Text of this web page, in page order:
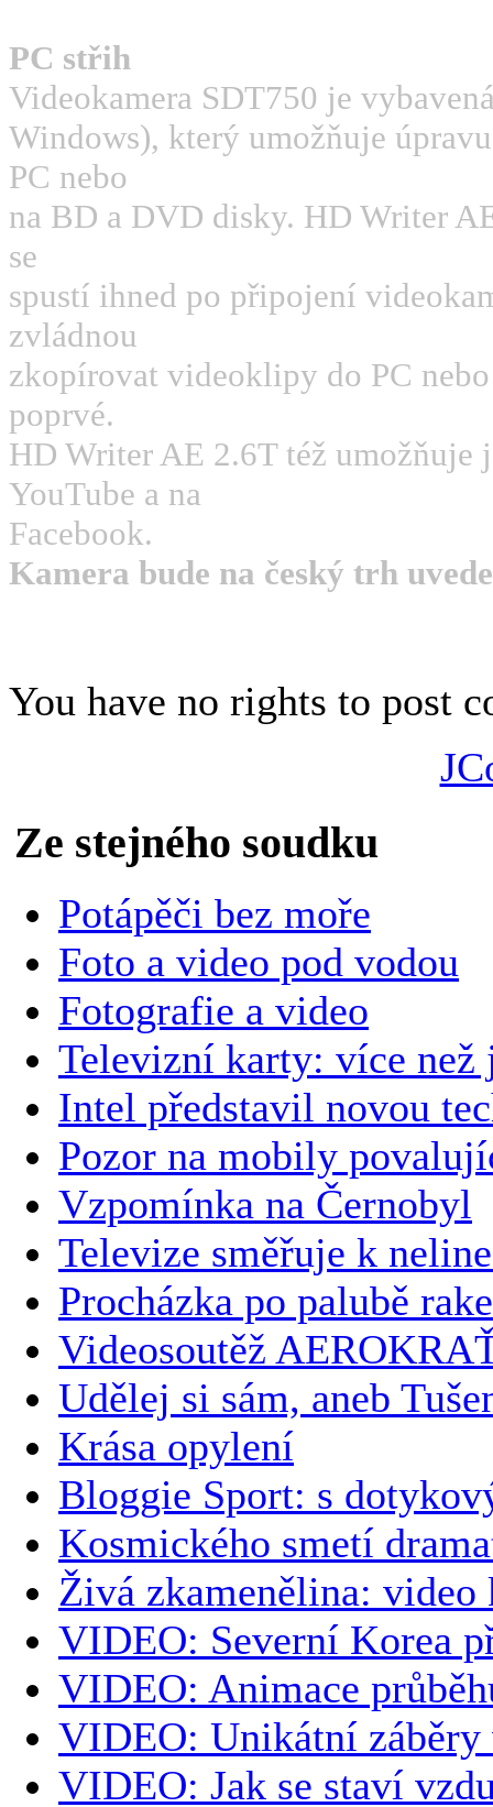
PC střih
Videokamera SDT750 je
Windows), který umožňuje
PC nebo
na BD a DVD disky. HD Writer
se
spustí ihned po připojení
zvládnou
zkopírovat videoklipy do PC
poprvé.
HD Writer AE 2.6T též
YouTube a na
Facebook.
Kamera bude na český trh
You have no rights to post
Ze stejného soudku
Potápěči bez moře
Foto a video pod vodou
Fotografie a video
Televizní karty: více než
Intel představil novou
Pozor na mobily
Vzpomínka na Černobyl
Televize směřuje k
Procházka po palubě
Videosoutěž
Udělej si sám, aneb
Krása opylení
Bloggie Sport: s
Kosmického smetí
Živá zkamenělina: video
VIDEO: Severní Korea
VIDEO: Animace
VIDEO: Unikátní záběry
VIDEO: Jak se staví